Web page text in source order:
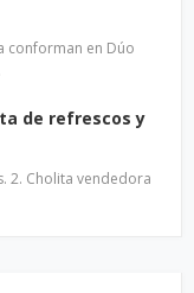
conforman en Dúo
de refrescos y
2. Cholita vendedora